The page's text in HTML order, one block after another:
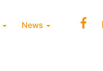
News